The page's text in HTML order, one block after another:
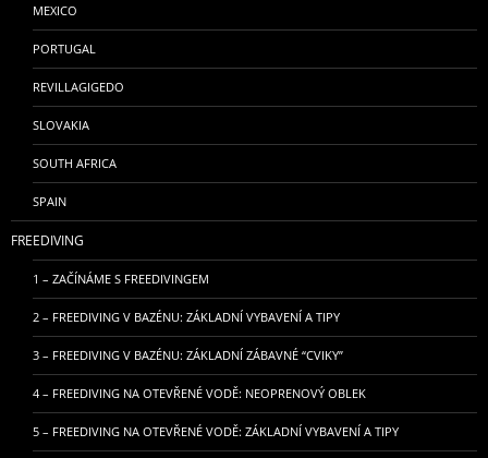
MEXICO
PORTUGAL
REVILLAGIGEDO
SLOVAKIA
SOUTH AFRICA
SPAIN
FREEDIVING
1 – ZAČÍNÁME S FREEDIVINGEM
2 – FREEDIVING V BAZÉNU: ZÁKLADNÍ VYBAVENÍ A TIPY
3 – FREEDIVING V BAZÉNU: ZÁKLADNÍ ZÁBAVNÉ “CVIKY”
4 – FREEDIVING NA OTEVŘENÉ VODĚ: NEOPRENOVÝ OBLEK
5 – FREEDIVING NA OTEVŘENÉ VODĚ: ZÁKLADNÍ VYBAVENÍ A TIPY